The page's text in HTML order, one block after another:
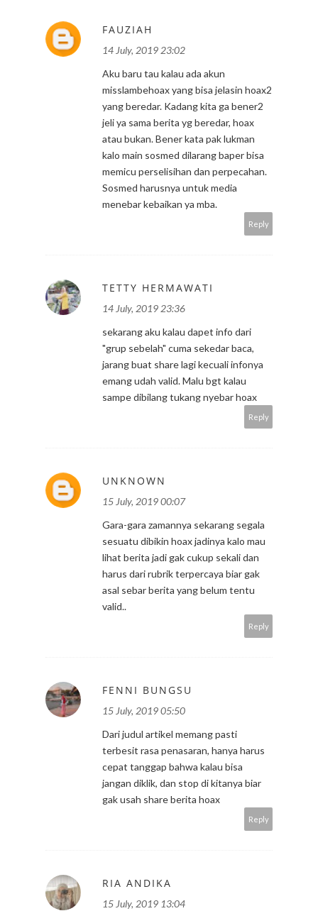
FAUZIAH
14 July, 2019 23:02
Aku baru tau kalau ada akun
misslambehoax yang bisa jelasin hoax2
yang beredar. Kadang kita ga bener2
jeli ya sama berita yg beredar, hoax
atau bukan. Bener kata pak lukman
kalo main sosmed dilarang baper bisa
memicu perselisihan dan perpecahan.
Sosmed harusnya untuk media
menebar kebaikan ya mba.
Reply
TETTY HERMAWATI
14 July, 2019 23:36
sekarang aku kalau dapet info dari
"grup sebelah" cuma sekedar baca,
jarang buat share lagi kecuali infonya
emang udah valid. Malu bgt kalau
sampe dibilang tukang nyebar hoax
Reply
UNKNOWN
15 July, 2019 00:07
Gara-gara zamannya sekarang segala
sesuatu dibikin hoax jadinya kalo mau
lihat berita jadi gak cukup sekali dan
harus dari rubrik terpercaya biar gak
asal sebar berita yang belum tentu
valid..
Reply
FENNI BUNGSU
15 July, 2019 05:50
Dari judul artikel memang pasti
terbesit rasa penasaran, hanya harus
cepat tanggap bahwa kalau bisa
jangan diklik, dan stop di kitanya biar
gak usah share berita hoax
Reply
RIA ANDIKA
15 July, 2019 13:04